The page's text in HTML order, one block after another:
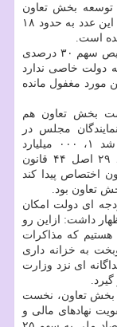
توسعه بخش تعاون
اختصاص پیدا كند كه از سال ۱۳۸۸ تا كنون جمع این عدد به حدود ۱۸
معاون وزیر تعاون اظهار داشت: البته عدم تخصیص سهم ۳۰ درصدی
دولت خاصی ندارد
مورد مغفول مانده
بخش تعاون هم
مجلس در
چارچوب قانون بودجه ۹۸ كل كشور مصوب شد ۱، ۰۰۰ میلیارد
تومان از محل بدهی ناشی از عدم اجرای بند ۲۹ اصل ۴۴ قانون
اختصاص پیدا كند
تعاون بود.
ای دولت امكان
داشت: ازاین رو
هستیم كه مذاكرات
به خزانه داری
حساب جداگانه ای نزد وزارت
بخش تعاون، نخست
نهادهای مالی و